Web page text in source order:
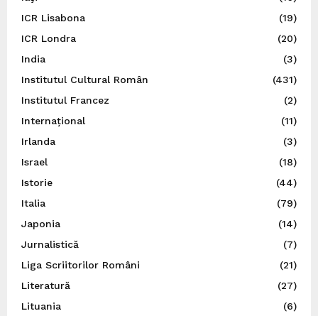
ICR Lisabona
(19)
ICR Londra
(20)
India
(3)
Institutul Cultural Român
(431)
Institutul Francez
(2)
Internațional
(11)
Irlanda
(3)
Israel
(18)
Istorie
(44)
Italia
(79)
Japonia
(14)
Jurnalistică
(7)
Liga Scriitorilor Români
(21)
Literatură
(27)
Lituania
(6)